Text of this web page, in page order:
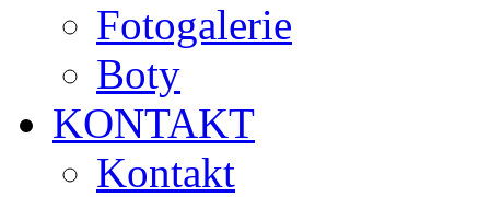
Fotogalerie
Boty
KONTAKT
Kontakt